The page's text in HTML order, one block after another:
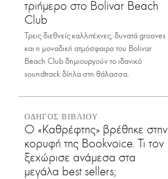
τριήμερο στο Bolivar Beach
Club
Τρεις διεθνείς καλλιτέχνες, δυνατά grooves
και η μοναδική ατμόσφαιρα του Bolivar
Beach Club δημιουργούν το ιδανικό
soundtrack δίπλα στη θάλασσα.
ΟΔΗΓΟΣ ΒΙΒΛΙΟΥ
Ο «Καθρέφτης» βρέθηκε στην
κορυφή της Bookvoice. Τι τον
ξεχώρισε ανάμεσα στα
μεγάλα best sellers;